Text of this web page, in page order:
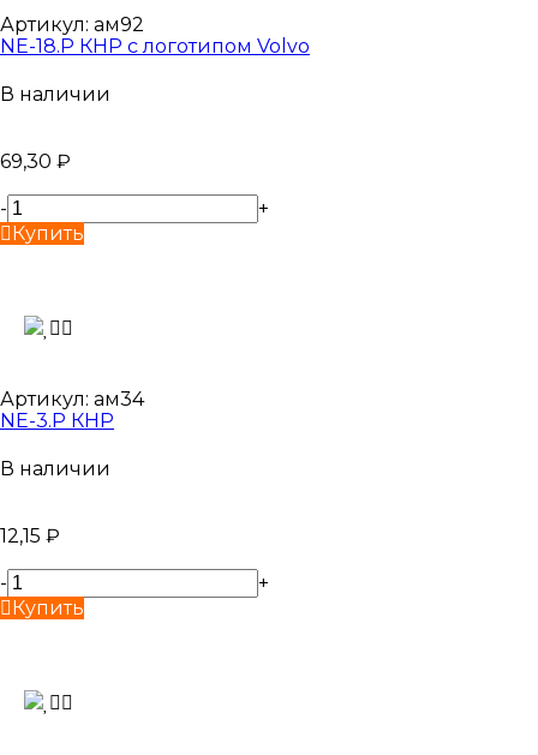
Артикул: ам92
NE-18.P КНР с логотипом Volvo
В наличии
69,30 ₽
-
+
Купить
Артикул: ам34
NE-3.P КНР
В наличии
12,15 ₽
-
+
Купить